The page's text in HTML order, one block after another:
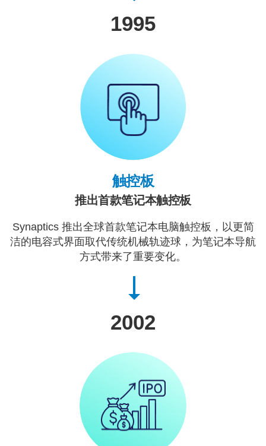
1995
触控板
推出首款笔记本触控板
Synaptics 推出全球首款笔记本电脑触控板，以更简
洁的电容式界面取代传统机械轨迹球，为笔记本导航
方式带来了重要变化。
2002